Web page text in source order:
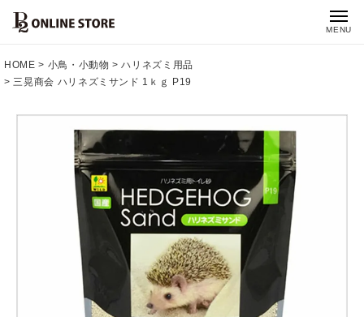
MENU
HOME 小鳥・小動物
ハリネズミ用品
三晃商会 ハリネズミサンド 1ｋｇ P19